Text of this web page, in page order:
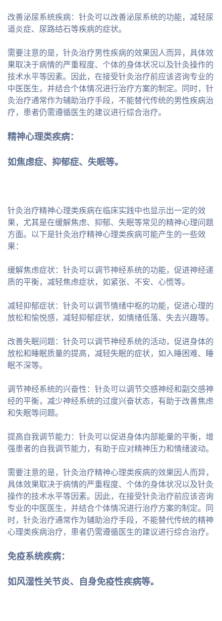
改善泌尿系统疾病：针灸可以改善泌尿系统的功能，减轻尿
道炎症、尿路结石等疾病的症状。
需要注意的是，针灸治疗男性疾病的效果因人而异，具体效
果取决于病情的严重程度、个体的身体状况以及针灸操作的
技术水平等因素。因此，在接受针灸治疗前应该咨询专业的
中医医生，并结合个体情况进行治疗方案的制定。同时，针
灸治疗通常作为辅助治疗手段，不能替代传统的男性疾病治
疗，患者仍需遵循医生的建议进行综合治疗。
精神心理类疾病：
如焦虑症、抑郁症、失眠等。
针灸治疗精神心理类疾病在临床实践中也显示出一定的效
果，尤其是在缓解焦虑、抑郁、失眠等常见的精神心理问题
方面。以下是针灸治疗精神心理类疾病可能产生的一些效
果：
缓解焦虑症状：针灸可以调节神经系统的功能，促进神经递
质的平衡，减轻焦虑症状，如紧张、不安、心慌等。
减轻抑郁症状：针灸可以调节情绪中枢的功能，促进心理的
放松和愉悦感，减轻抑郁症状，如情绪低落、失去兴趣等。
改善失眠问题：针灸可以调节神经系统的活动，促进身体的
放松和睡眠质量的提高，减轻失眠的症状，如入睡困难、睡
眠不深等。
调节神经系统的兴奋性：针灸可以调节交感神经和副交感神
经的平衡，减少神经系统的过度兴奋状态，有助于改善焦虑
和失眠等问题。
提高自我调节能力：针灸可以促进身体内部能量的平衡，增
强患者的自我调节能力，有助于应对精神压力和情绪波动。
需要注意的是，针灸治疗精神心理类疾病的效果因人而异，
具体效果取决于病情的严重程度、个体的身体状况以及针灸
操作的技术水平等因素。因此，在接受针灸治疗前应该咨询
专业的中医医生，并结合个体情况进行治疗方案的制定。同
时，针灸治疗通常作为辅助治疗手段，不能替代传统的精神
心理类疾病治疗，患者仍需遵循医生的建议进行综合治疗。
免疫系统疾病：
如风湿性关节炎、自身免疫性疾病等。